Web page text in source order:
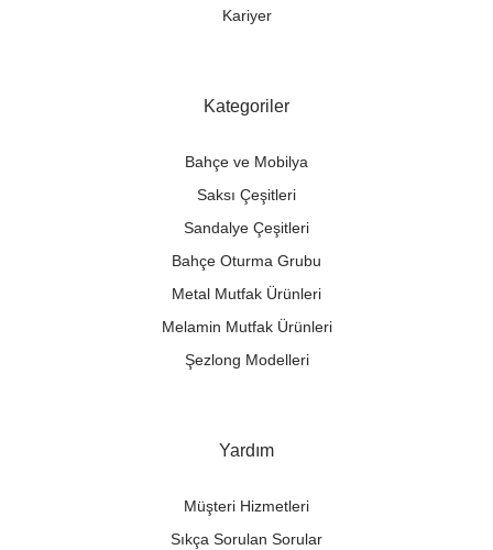
Kariyer
Kategoriler
Bahçe ve Mobilya
Saksı Çeşitleri
Sandalye Çeşitleri
Bahçe Oturma Grubu
Metal Mutfak Ürünleri
Melamin Mutfak Ürünleri
Şezlong Modelleri
Yardım
Müşteri Hizmetleri
Sıkça Sorulan Sorular